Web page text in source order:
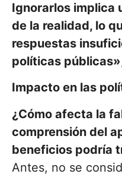
Ignorarlos implica
de la realidad, lo
respuestas
políticas públicas»
Impacto en las
¿Cómo afecta la
comprensión del
beneficios podría
Antes, no se